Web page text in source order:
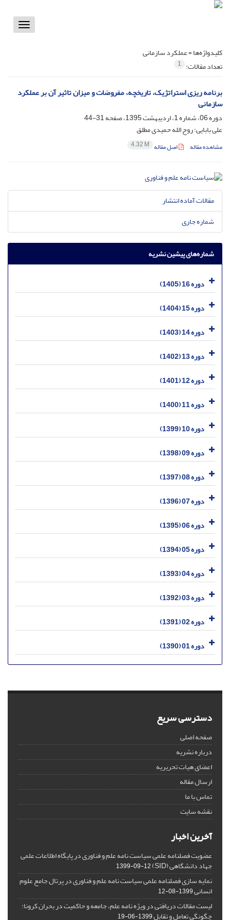
Toggle
کلیدواژه‌ها =عملکرد سازمانی
تعداد مقالات: 1
برنامه ریزی استراتژیک، تاریخچه، مفروضات و میزان تاثیر آن بر عملکرد
سازمانی
دوره 06، شماره 1، اردیبهشت 1395، صفحه
31-44
علی بابایی؛ روح الله حمیدی مطلق
مشاهده مقاله اصل مقاله 4.32 M
مقالات آماده انتشار
شماره جاری
شماره‌های پیشین نشریه
دوره 16 (1405)
دوره 15 (1404)
دوره 14 (1403)
دوره 13 (1402)
دوره 12 (1401)
دوره 11 (1400)
دوره 10 (1399)
دوره 09 (1398)
دوره 08 (1397)
دوره 07 (1396)
دوره 06 (1395)
دوره 05 (1394)
دوره 04 (1393)
دوره 03 (1392)
دوره 02 (1391)
دوره 01 (1390)
دسترسی سریع
صفحه اصلی
درباره نشریه
اعضای هیات تحریریه
ارسال مقاله
تماس با ما
نقشه سایت
آخرین اخبار
عضویت فصلنامه علمی سیاست نامه علم و فناوری در پایگاه اطلاعات علمی
جهاد دانشگاهی (SID) 1399-09-12
نمایه سازی فصلنامه علمی سیاست نامه علم و فناوری در پرتال جامع علوم
انسانی1399-08-12
لیست مقالات دریافتی در ویژه نامه علم، جامعه و حاکمیت در بحران کرونا:
چگونگی تعامل و تقابل1399-06-19